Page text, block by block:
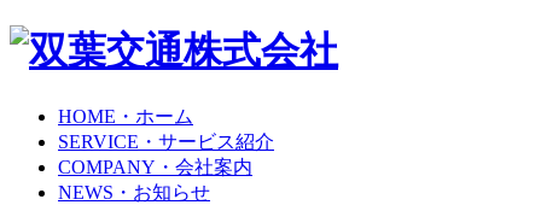
HOME ・ホーム
SERVICE ・サービス紹介
COMPANY ・会社案内
NEWS ・お知らせ